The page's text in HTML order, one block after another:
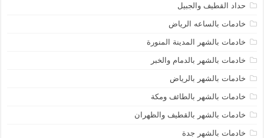
حداد القطيف والجبيل
خادمات بالساعه الرياض
خادمات بالشهر المدينة المنورة
خادمات بالشهر بالدمام والخبر
خادمات بالشهر بالرياض
خادمات بالشهر بالطائف ومكة
خادمات بالشهر بالقطيف والظهران
خادمات بالشهر جدة